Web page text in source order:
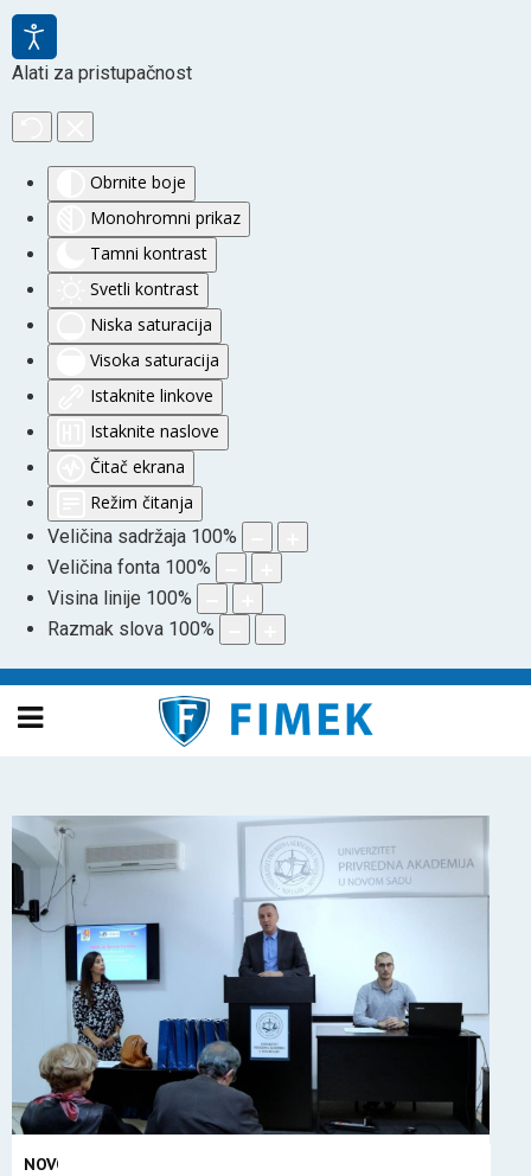
Alati za pristupačnost
Obrnite boje
Monohromni prikaz
Tamni kontrast
Svetli kontrast
Niska saturacija
Visoka saturacija
Istaknite linkove
Istaknite naslove
Čitač ekrana
Režim čitanja
Veličina sadržaja 100%
Veličina fonta 100%
Visina linije 100%
Razmak slova 100%
NOVOSTI